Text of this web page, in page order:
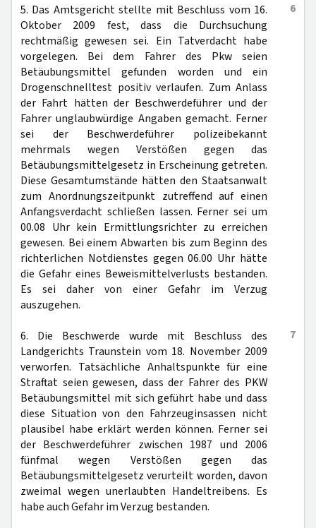
6
5. Das Amtsgericht stellte mit Beschluss vom 16.
Oktober 2009 fest, dass die Durchsuchung
rechtmäßig gewesen sei. Ein Tatverdacht habe
vorgelegen. Bei dem Fahrer des Pkw seien
Betäubungsmittel gefunden worden und ein
Drogenschnelltest positiv verlaufen. Zum Anlass
der Fahrt hätten der Beschwerdeführer und der
Fahrer unglaubwürdige Angaben gemacht. Ferner
sei der Beschwerdeführer polizeibekannt
mehrmals wegen Verstößen gegen das
Betäubungsmittelgesetz in Erscheinung getreten.
Diese Gesamtumstände hätten den Staatsanwalt
zum Anordnungszeitpunkt zutreffend auf einen
Anfangsverdacht schließen lassen. Ferner sei um
00.08 Uhr kein Ermittlungsrichter zu erreichen
gewesen. Bei einem Abwarten bis zum Beginn des
richterlichen Notdienstes gegen 06.00 Uhr hätte
die Gefahr eines Beweismittelverlusts bestanden.
Es sei daher von einer Gefahr im Verzug
auszugehen.
7
6. Die Beschwerde wurde mit Beschluss des
Landgerichts Traunstein vom 18. November 2009
verworfen. Tatsächliche Anhaltspunkte für eine
Straftat seien gewesen, dass der Fahrer des PKW
Betäubungsmittel mit sich geführt habe und dass
diese Situation von den Fahrzeuginsassen nicht
plausibel habe erklärt werden können. Ferner sei
der Beschwerdeführer zwischen 1987 und 2006
fünfmal wegen Verstößen gegen das
Betäubungsmittelgesetz verurteilt worden, davon
zweimal wegen unerlaubten Handeltreibens. Es
habe auch Gefahr im Verzug bestanden.